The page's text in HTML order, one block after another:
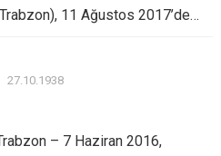
11 Ağustos 2017’de…
27.10.1938
– 7 Haziran 2016,